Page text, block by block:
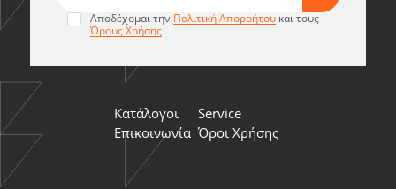
Αποδέχομαι την Πολιτική Απορρήτουκαι τους
Όρους Χρήσης
Κατάλογοι
Service
Επικοινωνία Όροι Χρήσης